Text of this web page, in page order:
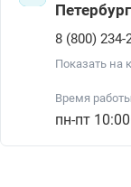
Петербург
8 (800) 234-
Показать на
Время
пн-пт